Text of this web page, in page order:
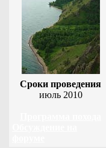
Сроки проведения
июль 2010